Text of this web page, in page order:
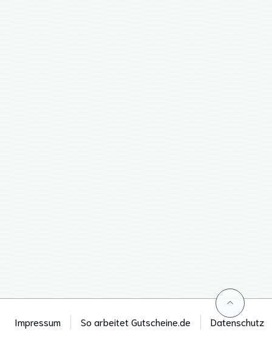
Impressum So arbeitet Gutscheine.de Datenschutz